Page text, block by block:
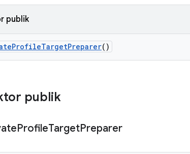
publik
ProfileTargetPreparer()
publik
ProfileTargetPreparer